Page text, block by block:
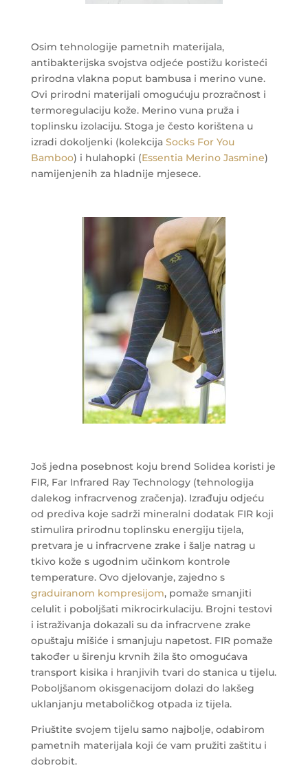
Osim tehnologije pametnih materijala,
antibakterijska svojstva odjeće postižu koristeći
prirodna vlakna poput bambusa i merino vune.
Ovi prirodni materijali omogućuju prozračnost i
termoregulaciju kože. Merino vuna pruža i
toplinsku izolaciju. Stoga je često korištena u
izradi dokoljenki (kolekcija Socks For You
Bamboo) i hulahopki (Essentia Merino Jasmine)
namijenjenih za hladnije mjesece.
Još jedna posebnost koju brend Solidea koristi je
FIR, Far Infrared Ray Technology (tehnologija
dalekog infracrvenog zračenja). Izrađuju odjeću
od prediva koje sadrži mineralni dodatak FIR koji
stimulira prirodnu toplinsku energiju tijela,
pretvara je u infracrvene zrake i šalje natrag u
tkivo kože s ugodnim učinkom kontrole
temperature. Ovo djelovanje, zajedno s
graduiranom kompresijom, pomaže smanjiti
celulit i poboljšati mikrocirkulaciju. Brojni testovi
i istraživanja dokazali su da infracrvene zrake
opuštaju mišiće i smanjuju napetost. FIR pomaže
također u širenju krvnih žila što omogućava
transport kisika i hranjivih tvari do stanica u tijelu.
Poboljšanom okisgenacijom dolazi do lakšeg
uklanjanju metaboličkog otpada iz tijela.
Priuštite svojem tijelu samo najbolje, odabirom
pametnih materijala koji će vam pružiti zaštitu i
dobrobit.